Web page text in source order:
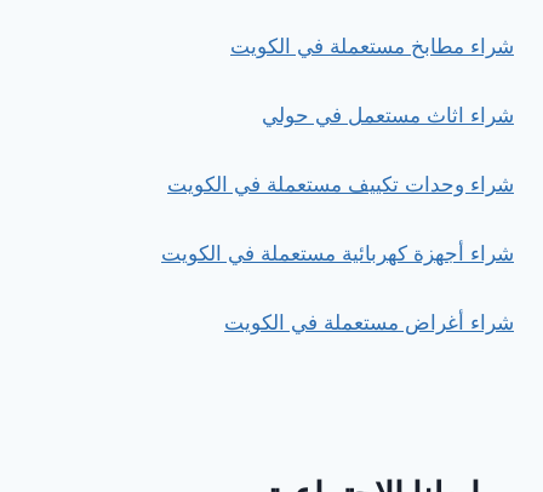
شراء مطابخ مستعملة في الكويت
شراء اثاث مستعمل في حولي
شراء وحدات تكييف مستعملة في الكويت
شراء أجهزة كهربائية مستعملة في الكويت
شراء أغراض مستعملة في الكويت